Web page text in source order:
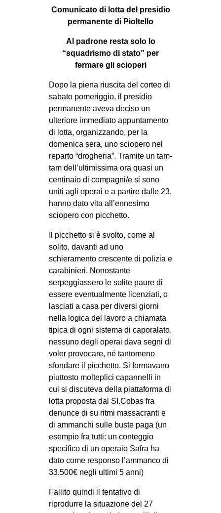
Comunicato di lotta del presidio
permanente di Pioltello
Al padrone resta solo lo
“squadrismo di stato” per
fermare gli scioperi
Dopo la piena riuscita del corteo di
sabato pomeriggio, il presidio
permanente aveva deciso un
ulteriore immediato appuntamento
di lotta, organizzando, per la
domenica sera, uno sciopero nel
reparto “drogheria”. Tramite un tam-
tam dell’ultimissima ora quasi un
centinaio di compagni/e si sono
uniti agli operai e a partire dalle 23,
hanno dato vita all’ennesimo
sciopero con picchetto.
Il picchetto si è svolto, come al
solito, davanti ad uno
schieramento crescente di polizia e
carabinieri. Nonostante
serpeggiassero le solite paure di
essere eventualmente licenziati, o
lasciati a casa per diversi giorni
nella logica del lavoro a chiamata
tipica di ogni sistema di caporalato,
nessuno degli operai dava segni di
voler provocare, né tantomeno
sfondare il picchetto. Si formavano
piuttosto molteplici capannelli in
cui si discuteva della piattaforma di
lotta proposta dal SI.Cobas fra
denunce di su ritmi massacranti e
di ammanchi sulle buste paga (un
esempio fra tutti: un conteggio
specifico di un operaio Safra ha
dato come responso l’ammanco di
33.500€ negli ultimi 5 anni)
Fallito quindi il tentativo di
riprodurre la situazione del 27